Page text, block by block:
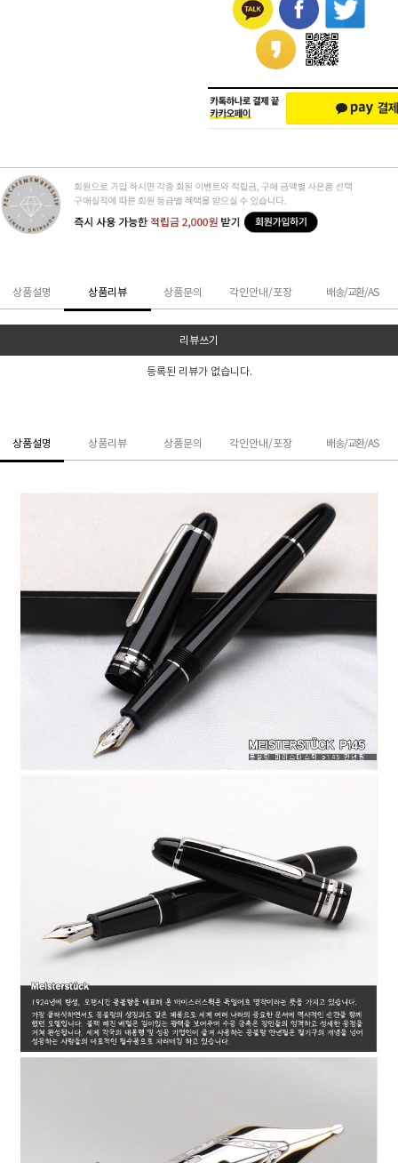
상품설명 상품리뷰 상품문의 각인안내/포장 배송/교환/AS
리뷰쓰기
등록된 리뷰가 없습니다.
상품설명 상품리뷰 상품문의 각인안내/포장 배송/교환/AS